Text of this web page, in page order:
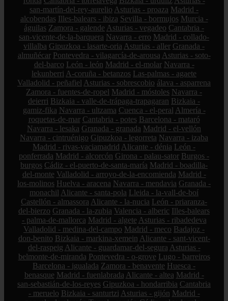
san-martín-del-rey-aurelio Asturias - proaza Madrid -
alcobendas Illes-balears - ibiza Sevilla - bormujos Murcia -
águilas Zamora - galende Asturias - vegadeo Cantabria -
san-vicente-de-la-barquera Navarra - erro Madrid - collado-
villalba Gipuzkoa - lasarte-oria Asturias - aller Granada -
almuñécar Pontevedra - vilagarcía-de-arousa Asturias - soto-
del-barco León - león Madrid - el-molar Navarra -
lekunberri A-coruña - betanzos Las-palmas - agaete
Valladolid - peñafiel Asturias - sobrescobio álava - asparrena
Zamora - fuentes-de-ropel Madrid - móstoles Navarra -
deierri Bizkaia - valle-de-trápaga-trapagaran Bizkaia -
gamiz-fika Navarra - ultzama Cuenca - el-peral Almería -
roquetas-de-mar Cantabria - potes Barcelona - mataró
Navarra - lesaka Granada - granada Madrid - el-vellón
Navarra - cintruénigo Gipuzkoa - legorreta Navarra - izaba
Madrid - rivas-vaciamadrid Alicante - dénia León -
ponferrada Madrid - alcorcón Girona - palau-sator Burgos -
burgos Cádiz - el-puerto-de-santa-maría Madrid - boadilla-
del-monte Valladolid - arroyo-de-la-encomienda Madrid -
los-molinos Huelva - aracena Navarra - mendavia Granada -
monachil Alicante - santa-pola Lleida - la-vall-de-boí
Castellón - almassora Alicante - la-nucia León - priaranza-
del-bierzo Granada - la-zubia Valencia - alberic Illes-balears
- palma-de-mallorca Madrid - algete Asturias - ribadedeva
Valladolid - medina-del-campo Madrid - meco Badajoz -
don-benito Bizkaia - markina-xemein Alicante - sant-vicent-
del-raspeig Alicante - guardamar-del-segura Asturias -
belmonte-de-miranda Pontevedra - o-grove Lugo - barreiros
Barcelona - igualada Zamora - benavente Huesca -
benasque Madrid - fuenlabrada Alicante - altea Madrid -
san-sebastián-de-los-reyes Gipuzkoa - hondarribia Cantabria
- meruelo Bizkaia - santurtzi Asturias - gijón Madrid -